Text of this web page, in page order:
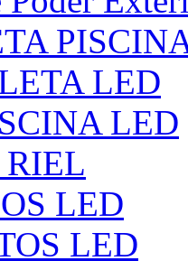
LED
LED
RIEL
LED
LED